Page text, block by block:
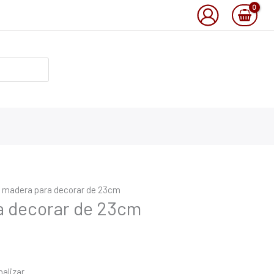
para decorar de 23cm
decorar de 23cm